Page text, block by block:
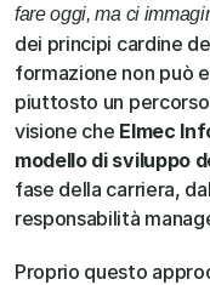
fare oggi, ma ci
dei principi cardine
formazione non può
piuttosto un
visione che Elmec
modello di sviluppo
fase della carriera,
responsabilità
Proprio questo